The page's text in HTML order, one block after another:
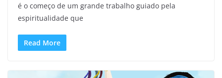
é o começo de um grande trabalho guiado pela
espiritualidade que
Read More